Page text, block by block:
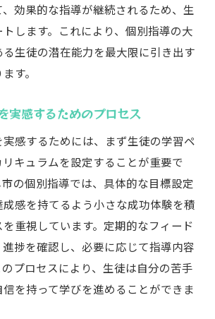
めるための反復練習
考を養うための問題解決型授業
を解消するメンタルサポート
習スタイルに合わせた指導
を積み重ねることで得られる自信
における個別指導の特長
ざした教育で得られる自信
重する教育アプローチ
り添う温かい指導
を通じた自信の獲得
の強みを活かした学習環境
ュラムが可能な個別指導の魅力
、効果的な指導が継続されるため、生
します。これにより、個別指導の大
生徒の潜在能力を最大限に引き出す
す。
実感するためのプロセス
感するためには、まず生徒の学習ペ
キュラムを設定することが重要で
の個別指導では、具体的な目標設定
感を持てるよう小さな成功体験を積
重視しています。定期的なフィード
捗を確認し、必要に応じて指導内容
プロセスにより、生徒は自分の苦手
を持って学びを進めることができま